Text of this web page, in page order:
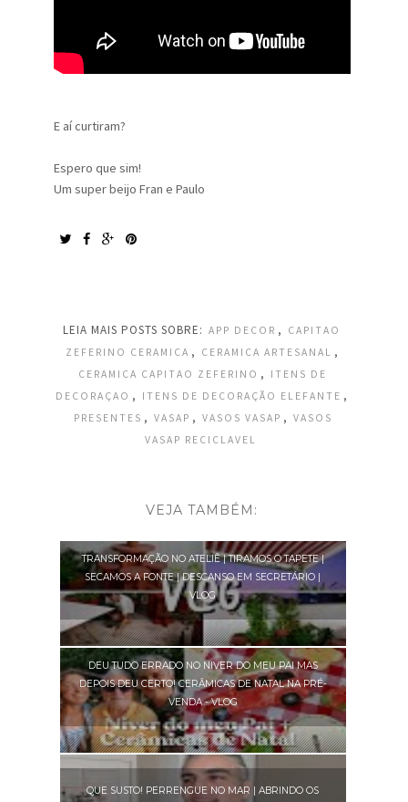
E aí curtiram?
Espero que sim!
Um super beijo Fran e Paulo
LEIA MAIS POSTS SOBRE: APP DECOR ,
CAPITAO
ZEFERINO CERAMICA , CERAMICA ARTESANAL ,
CERAMICA CAPITAO ZEFERINO ,
ITENS DE
DECORAÇAO , ITENS DE DECORAÇÃO ELEFANTE ,
PRESENTES , VASAP , VASOS VASAP , VASOS
VASAP RECICLAVEL
VEJA TAMBÉM:
TRANSFORMAÇÃO NO ATELIÊ | TIRAMOS O TAPETE |
SECAMOS A FONTE | DESCANSO EM SECRETÁRIO |
VLOG
DEU TUDO ERRADO NO NIVER DO MEU PAI MAS
DEPOIS DEU CERTO! CERÂMICAS DE NATAL NA PRÉ-
VENDA - VLOG
QUE SUSTO! PERRENGUE NO MAR | ABRINDO OS